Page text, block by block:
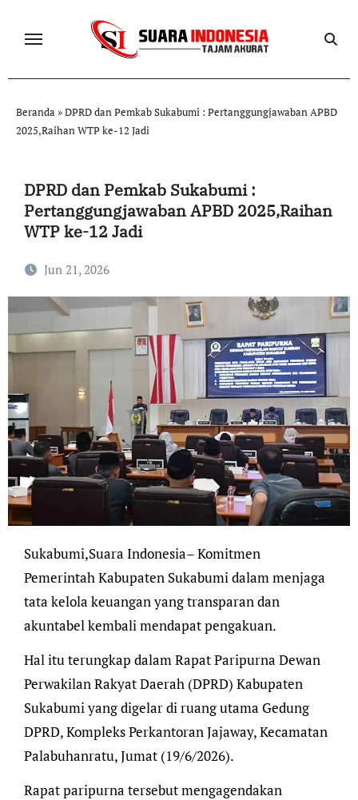
Beranda »DPRD dan Pemkab Sukabumi : Pertanggungjawaban APBD
2025,Raihan WTP ke-12 Jadi
DPRD dan Pemkab Sukabumi :
Pertanggungjawaban APBD 2025,Raihan
WTP ke-12 Jadi
Jun 21, 2026
Sukabumi,Suara Indonesia– Komitmen
Pemerintah Kabupaten Sukabumi dalam menjaga
tata kelola keuangan yang transparan dan
akuntabel kembali mendapat pengakuan.
Hal itu terungkap dalam Rapat Paripurna Dewan
Perwakilan Rakyat Daerah (DPRD) Kabupaten
Sukabumi yang digelar di ruang utama Gedung
DPRD, Kompleks Perkantoran Jajaway, Kecamatan
Palabuhanratu, Jumat (19/6/2026).
Rapat paripurna tersebut mengagendakan